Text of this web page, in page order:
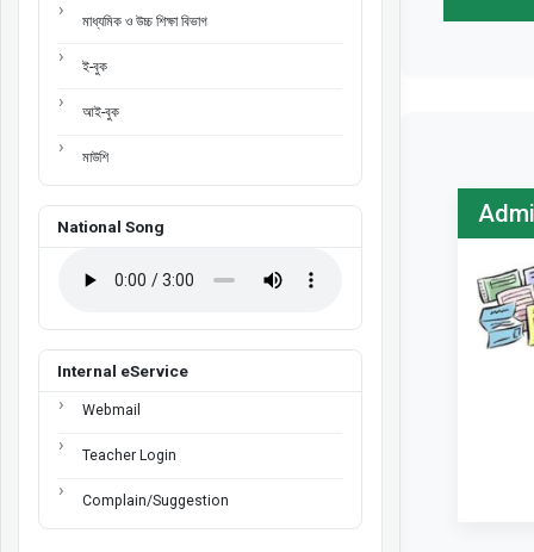
মাধ্যমিক ও উচ্চ শিক্ষা বিভাগ
ই-বুক
আই-বুক
মাউশি
National Song
Internal eService
Webmail
Teacher Login
Complain/Suggestion